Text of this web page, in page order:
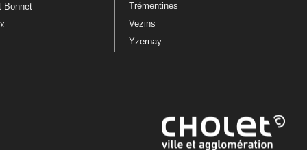
Bonnet
Trémentines
Vezins
Yzernay